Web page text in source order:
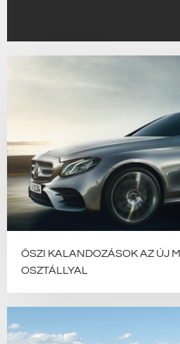
ŐSZI KALANDOZÁSOK AZ ÚJ
OSZTÁLLYAL